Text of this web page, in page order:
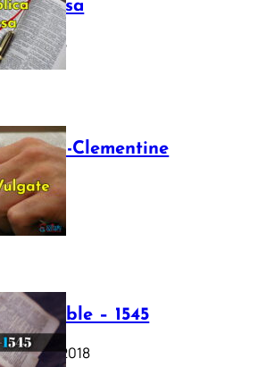
16, 2025
Sixto-Clementine
12, 2025
Bible – 1545
17, 2018